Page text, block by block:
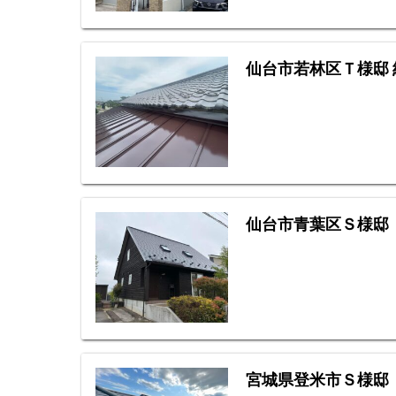
仙台市若林区Ｔ様邸
仙台市青葉区Ｓ様邸
宮城県登米市Ｓ様邸